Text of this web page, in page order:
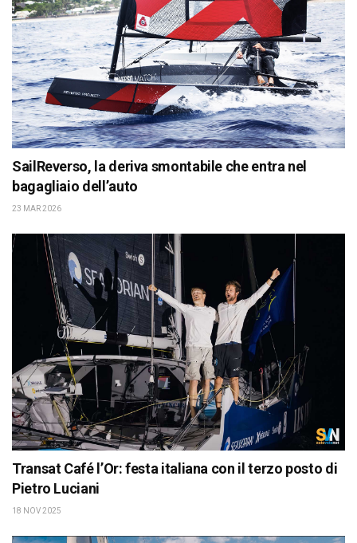
SailReverso, la deriva smontabile che entra nel
bagagliaio dell’auto
23 MAR 2026
Transat Café l’Or: festa italiana con il terzo posto di
Pietro Luciani
18 NOV 2025